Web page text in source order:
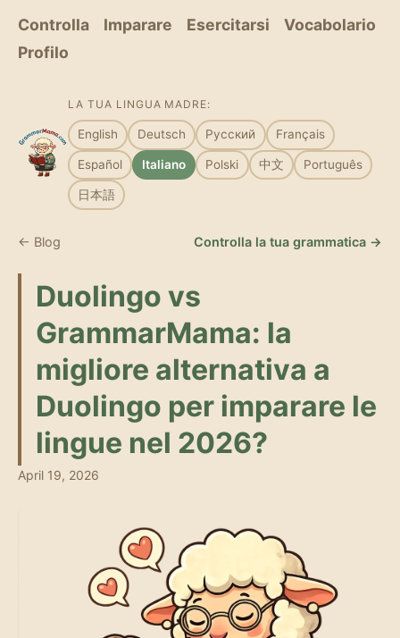
Controlla Imparare Esercitarsi
Vocabolario
Profilo
LA TUA LINGUA MADRE:
English Deutsch Русский Français
Español Italiano Polski 中文 Português
日本語
← Blog Controlla la tua grammatica →
Duolingo vs
GrammarMama: la
migliore alternativa a
Duolingo per imparare le
lingue nel 2026?
April 19, 2026